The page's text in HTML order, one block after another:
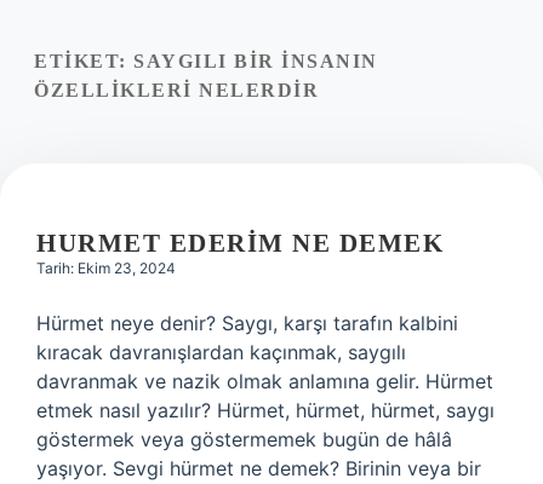
Yasal Uyarı
ETIKET: SAYGILI BIR INSANIN
ÖZELLIKLERI NELERDIR
HURMET EDERIM NE DEMEK
Tarih: Ekim 23, 2024
Hürmet neye denir? Saygı, karşı tarafın kalbini
kıracak davranışlardan kaçınmak, saygılı
davranmak ve nazik olmak anlamına gelir. Hürmet
etmek nasıl yazılır? Hürmet, hürmet, hürmet, saygı
göstermek veya göstermemek bugün de hâlâ
yaşıyor. Sevgi hürmet ne demek? Birinin veya bir